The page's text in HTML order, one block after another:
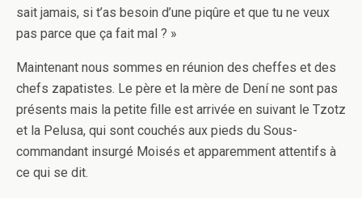
sait jamais, si t’as besoin d’une piqûre et que tu ne veux
pas parce que ça fait mal ? »
Maintenant nous sommes en réunion des cheffes et des
chefs zapatistes. Le père et la mère de Dení ne sont pas
présents mais la petite fille est arrivée en suivant le Tzotz
et la Pelusa, qui sont couchés aux pieds du Sous-
commandant insurgé Moisés et apparemment attentifs à
ce qui se dit.